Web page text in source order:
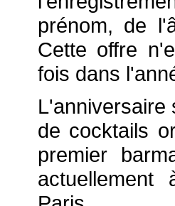
prénom, de
Cette offre
fois dans
L'anniversaire
de cocktails
premier